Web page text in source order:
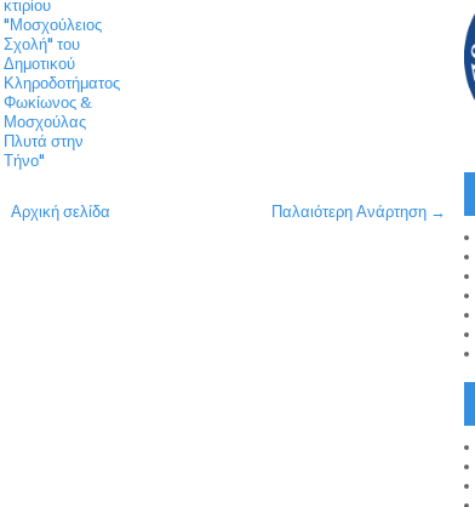
κτιρίου
"Μοσχούλειος
Σχολή" του
Δημοτικού
Κληροδοτήματος
Φωκίωνος &
Μοσχούλας
Πλυτά στην
Τήνο"
Παλαιότερη Ανάρτηση →
Αρχική σελίδα